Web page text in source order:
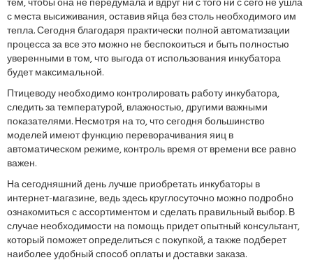
с места высиживания, оставив яйца без столь необходимого им
тепла. Сегодня благодаря практически полной автоматизации
процесса за все это можно не беспокоиться и быть полностью
уверенными в том, что выгода от использования инкубатора
будет максимальной.
Птицеводу необходимо контролировать работу инкубатора,
следить за температурой, влажностью, другими важными
показателями. Несмотря на то, что сегодня большинство
моделей имеют функцию переворачивания яиц в
автоматическом режиме, контроль время от времени все равно
важен.
На сегодняшний день лучше приобретать инкубаторы в
интернет-магазине, ведь здесь круглосуточно можно подробно
ознакомиться с ассортиментом и сделать правильный выбор. В
случае необходимости на помощь придет опытный консультант,
который поможет определиться с покупкой, а также подберет
наиболее удобный способ оплаты и доставки заказа.